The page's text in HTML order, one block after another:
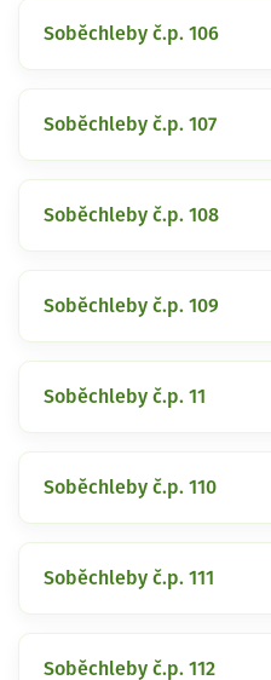
Soběchleby č.p. 106
Soběchleby č.p. 107
Soběchleby č.p. 108
Soběchleby č.p. 109
Soběchleby č.p. 11
Soběchleby č.p. 110
Soběchleby č.p. 111
Soběchleby č.p. 112